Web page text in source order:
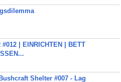
#012 | EINRICHTEN | BETT
Shelter #007 - Lag